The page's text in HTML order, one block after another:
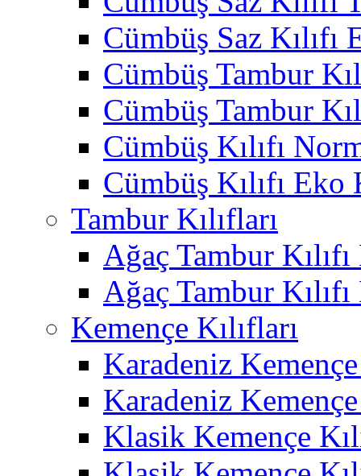
Cümbüş Saz Kılıfı
Cümbüş Tambur
Cümbüş Tambur
Cümbüş Kılıfı
Cümbüş Kılıfı Eko
Tambur Kılıfları
Ağaç Tambur
Ağaç Tambur
Kemençe Kılıfları
Karadeniz
Karadeniz
Klasik Kemençe